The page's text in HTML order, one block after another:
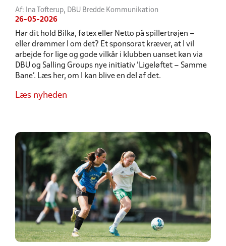
Af: Ina Tofterup, DBU Bredde Kommunikation
26-05-2026
Har dit hold Bilka, føtex eller Netto på spillertrøjen –
eller drømmer I om det? Et sponsorat kræver, at I vil
arbejde for lige og gode vilkår i klubben uanset køn via
DBU og Salling Groups nye initiativ ’Ligeløftet – Samme
Bane’. Læs her, om I kan blive en del af det.
Læs nyheden